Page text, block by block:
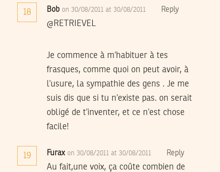
18 Bob on 30/08/2011 at 30/08/2011 Reply
@RETRIEVEL
Je commence à m’habituer à tes
frasques, comme quoi on peut avoir, à
l’usure, la sympathie des gens . Je me
suis dis que si tu n’existe pas. on serait
obligé de t’inventer, et ce n’est chose
facile!
19 Furax on 30/08/2011 at 30/08/2011 Reply
Au fait,une voix, ça coûte combien de